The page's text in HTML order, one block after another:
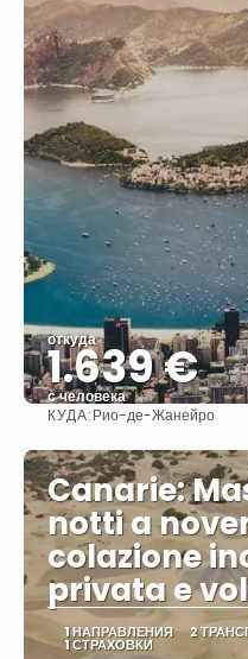
откуда
1.639 €
с человека
КУДА:Рио-де-Жанейро
Canarie:
notti a
colazione
privata e
1 НАПРАВЛЕНИЯ 2
1 СТРАХОВКИ